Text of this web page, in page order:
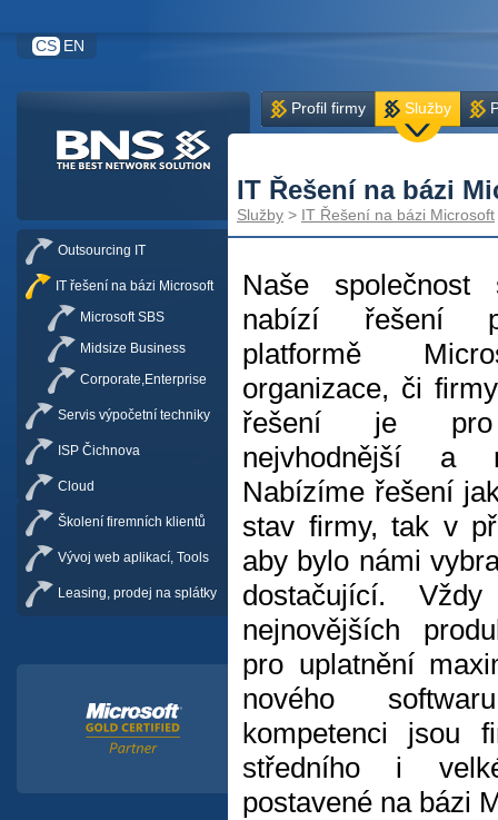
CS EN
Profil firmy Služby
IT Řešení na bázi
Služby > IT Řešení na bázi Microsoft
Naše
nabízí řešení
platformě
organizace, či
řešení je pro
nejvhodnější a
Nabízíme řešení
stav firmy, tak v
aby bylo námi
dostačující.
nejnovějších
pro uplatnění
nového
kompetenci jsou
středního i
postavené na bázi
Outsourcing IT
IT řešení na bázi Microsoft
Microsoft SBS
Midsize Business
Corporate,Enterprise
Servis výpočetní techniky
ISP Čichnova
Cloud
Školení firemních klientů
Vývoj web aplikací, Tools
Leasing, prodej na splátky